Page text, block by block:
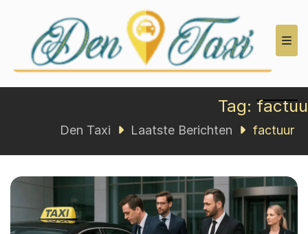
Den Taxi
Tag:
Den Taxi Laatste Berichten factuur